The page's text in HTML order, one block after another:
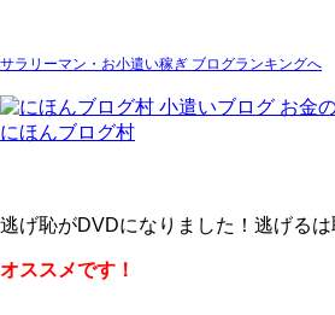
サラリーマン・お小遣い稼ぎ ブログランキングへ
にほんブログ村
逃げ恥がDVDになりました！逃げるは
オススメです！